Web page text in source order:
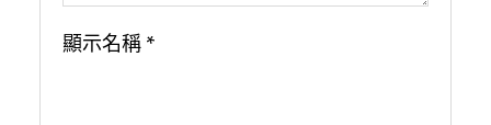
顯示名稱 *